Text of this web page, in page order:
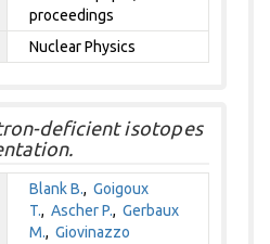
proceedings
Nuclear Physics
deficient isotopes
Blank B.,Goigoux
T.,Ascher P.,Gerbaux
M.,Giovinazzo